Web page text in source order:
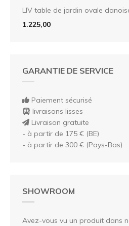
LIV table de jardin ovale
1.225,00
GARANTIE DE SERVICE
Paiement sécurisé
livraisons lisses
Livraison gratuite
- à partir de 175 € (BE)
- à partir de 300 € (Pays-Bas)
SHOWROOM
Avez-vous vu un produit dans